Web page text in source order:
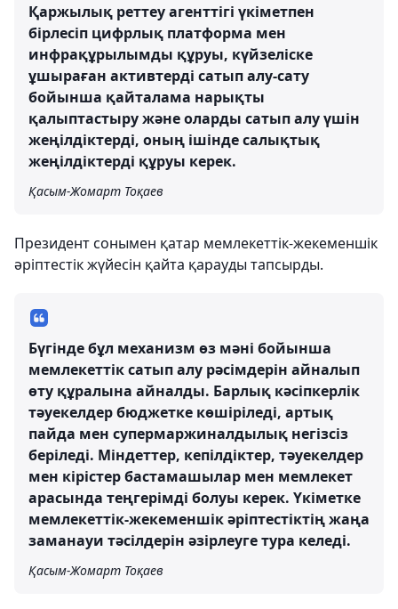
Қаржылық реттеу агенттігі үкіметпен
бірлесіп цифрлық платформа мен
инфрақұрылымды құруы, күйзеліске
ұшыраған активтерді сатып алу-сату
бойынша қайталама нарықты
қалыптастыру және оларды сатып алу үшін
жеңілдіктерді, оның ішінде салықтық
жеңілдіктерді құруы керек.
Қасым-Жомарт Тоқаев
Президент сонымен қатар мемлекеттік-жекеменшік
әріптестік жүйесін қайта қарауды тапсырды.
Бүгінде бұл механизм өз мәні бойынша
мемлекеттік сатып алу рәсімдерін айналып
өту құралына айналды. Барлық кәсiпкерлiк
тәуекелдер бюджетке көшiрiледi, артық
пайда мен супермаржиналдылық негiзсiз
берiледi. Міндеттер, кепілдіктер, тәуекелдер
мен кірістер бастамашылар мен мемлекет
арасында теңгерімді болуы керек. Үкіметке
мемлекеттік-жекеменшік әріптестіктің жаңа
заманауи тәсілдерін әзірлеуге тура келеді.
Қасым-Жомарт Тоқаев